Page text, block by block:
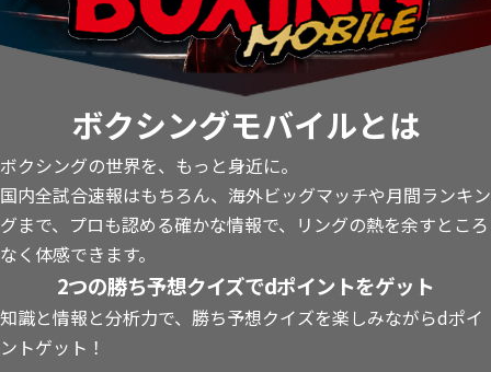
ボクシングモバイルとは
ボクシングの世界を、もっと身近に。
国内全試合速報はもちろん、海外ビッグマッチや月間ランキン
グまで、プロも認める確かな情報で、リングの熱を余すところ
なく体感できます。
2つの勝ち予想クイズでdポイントをゲット
知識と情報と分析力で、勝ち予想クイズを楽しみながらdポイ
ントゲット！